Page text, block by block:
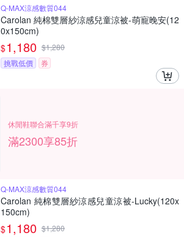
Q-MAX涼感數質044
Carolan 純棉雙層紗涼感兒童涼被-萌寵晚安(12
0x150cm)
$1,180 $1,280
挑戰低價
券
休閒鞋聯合滿千享9折
滿2300享85折
Q-MAX涼感數質044
Carolan 純棉雙層紗涼感兒童涼被-Lucky(120x
150cm)
$1,180 $1,280